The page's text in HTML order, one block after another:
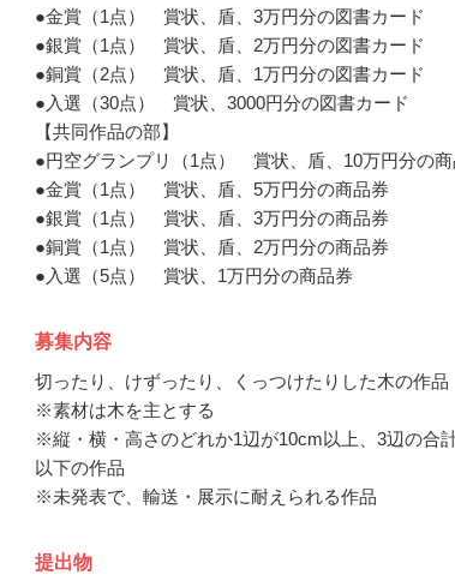
●金賞（1点） 賞状、盾、3万円分の図書カード
●銀賞（1点） 賞状、盾、2万円分の図書カード
●銅賞（2点） 賞状、盾、1万円分の図書カード
●入選（30点） 賞状、3000円分の図書カード
【共同作品の部】
●円空グランプリ（1点） 賞状、盾、10万円分の商
●金賞（1点） 賞状、盾、5万円分の商品券
●銀賞（1点） 賞状、盾、3万円分の商品券
●銅賞（1点） 賞状、盾、2万円分の商品券
●入選（5点） 賞状、1万円分の商品券
募集内容
切ったり、けずったり、くっつけたりした木の作品
※素材は木を主とする
※縦・横・高さのどれか1辺が10cm以上、3辺の合
以下の作品
※未発表で、輸送・展示に耐えられる作品
提出物